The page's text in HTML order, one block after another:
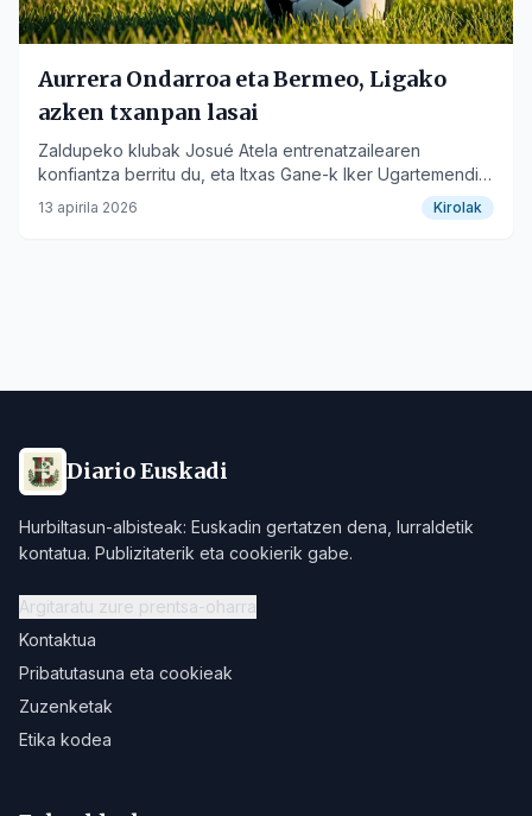
Aurrera Ondarroa eta Bermeo, Ligako
azken txanpan lasai
Zaldupeko klubak Josué Atela entrenatzailearen
konfiantza berritu du, eta Itxas Gane-k Iker Ugartemendia
fitxatu du defentsa sendotzeko.
13 apirila 2026 Kirolak
Diario Euskadi
Hurbiltasun-albisteak: Euskadin gertatzen dena, lurraldetik
kontatua. Publizitaterik eta cookierik gabe.
Argitaratu zure prentsa-oharra
Kontaktua
Pribatutasuna eta cookieak
Zuzenketak
Etika kodea